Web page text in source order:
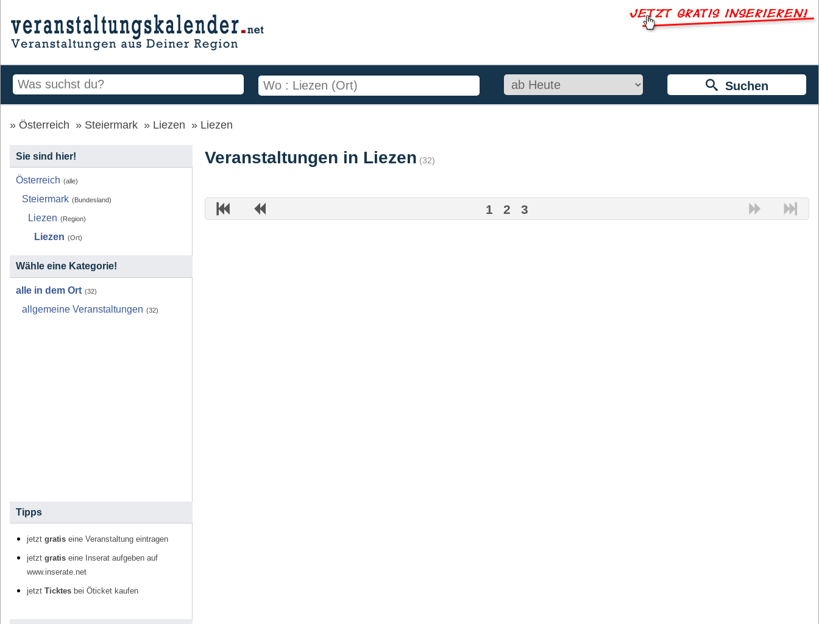
Suchen
Österreich Steiermark Liezen Liezen
Veranstaltungen in Liezen (32)
1 2 3
Sie sind hier!
Österreich (alle)
Steiermark (Bundesland)
Liezen (Region)
Liezen (Ort)
Wähle eine Kategorie!
alle in dem Ort (32)
allgemeine Veranstaltungen (32)
Tipps
jetzt gratis eine Veranstaltung eintragen
jetzt gratis eine Inserat aufgeben auf
www.inserate.net
jetzt Ticktes bei Öticket kaufen